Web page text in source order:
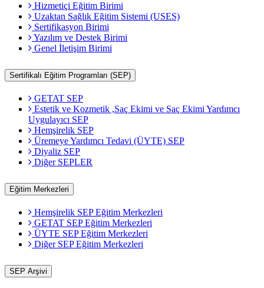
Hizmetiçi Eğitim Birimi
Uzaktan Sağlık Eğitim Sistemi (USES)
Sertifikasyon Birimi
Yazılım ve Destek Birimi
Genel İletişim Birimi
Sertifikalı Eğitim Programları (SEP)
GETAT SEP
Estetik ve Kozmetik ,Saç Ekimi ve Saç Ekimi Yardımcı
Uygulayıcı SEP
Hemşirelik SEP
Üremeye Yardımcı Tedavi (ÜYTE) SEP
Diyaliz SEP
Diğer SEPLER
Eğitim Merkezleri
Hemşirelik SEP Eğitim Merkezleri
GETAT SEP Eğitim Merkezleri
ÜYTE SEP Eğitim Merkezleri
Diğer SEP Eğitim Merkezleri
SEP Arşivi